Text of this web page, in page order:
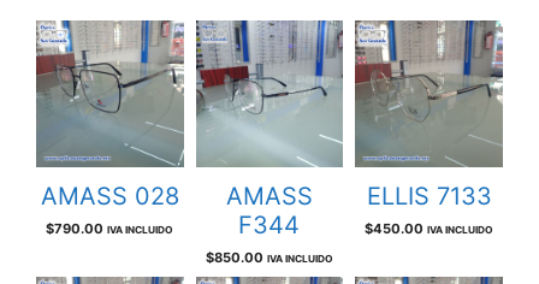
AMASS 028
$790.00 IVA INCLUIDO
AMASS
F344
$850.00 IVA INCLUIDO
ELLIS 7133
$450.00 IVA INCLUIDO